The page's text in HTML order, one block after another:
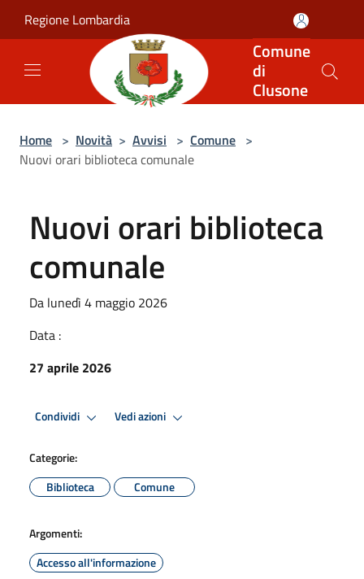
Regione Lombardia
Comune
di
Clusone
Home > Novità > Avvisi > Comune >
Nuovi orari biblioteca comunale
Nuovi orari biblioteca
comunale
Da lunedì 4 maggio 2026
Data :
27 aprile 2026
Condividi Vedi azioni
Categorie:
Biblioteca
Comune
Argomenti:
Accesso all'informazione